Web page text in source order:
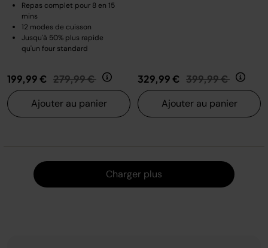
Repas complet pour 8 en 15
mins
12 modes de cuisson
Jusqu'à 50% plus rapide
qu'un four standard
199,99 € Prix réduit de
279,99 € au
Ajouter au panier
329,99 € Prix réduit de
399,99 € au
Ajouter au panier
Charger plus